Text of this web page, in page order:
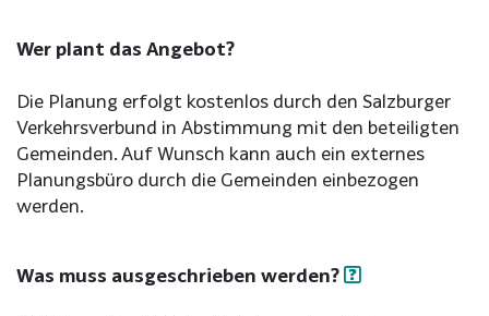
Wer plant das Angebot?
Die Planung erfolgt kostenlos durch den Salzburger
Verkehrsverbund in Abstimmung mit den beteiligten
Gemeinden. Auf Wunsch kann auch ein externes
Planungsbüro durch die Gemeinden einbezogen
werden.
Was muss ausgeschrieben werden?